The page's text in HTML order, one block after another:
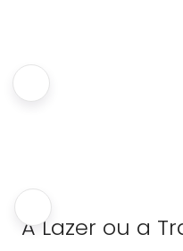
A Lazer ou a